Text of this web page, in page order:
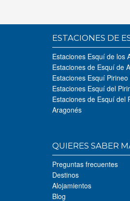
ESTACIONES DE
Estaciones Esquí de los
Estaciones de Esquí de
Estaciones Esquí
Estaciones Esquí del
Estaciones de Esquí del
Aragonés
QUIERES SABER
Preguntas frecuentes
Destinos
Alojamientos
Blog